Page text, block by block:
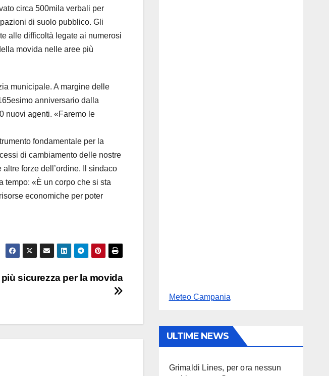
circa 500mila verbali per
di suolo pubblico. Gli
alle difficoltà legate ai numerosi
movida nelle aree più
municipale. A margine delle
anniversario dalla
nuovi agenti. «Faremo le
fondamentale per la
di cambiamento delle nostre
forze dell’ordine. Il sindaco
tempo: «È un corpo che si sta
economiche per poter
sicurezza per la movida
Meteo Campania
ULTIME NEWS
Grimaldi Lines, per ora nessun